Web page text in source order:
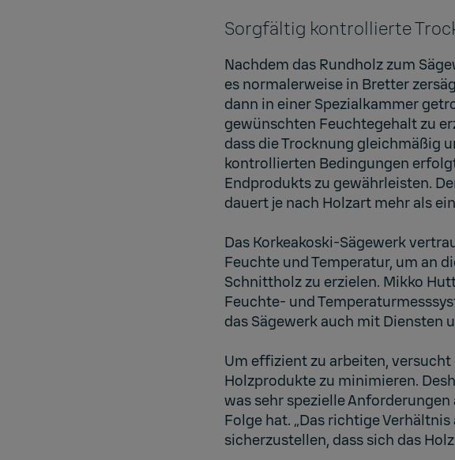
Sorgfältig kontrollierte
Nachdem das Rundholz zum
es normalerweise in Bretter
dann in einer Spezialkammer
gewünschten Feuchtegehalt zu
dass die Trocknung gleichmäßig
kontrollierten Bedingungen
Endprodukts zu gewährleisten.
dauert je nach Holzart mehr als
Das Korkeakoski-Sägewerk
Feuchte und Temperatur, um an
Schnittholz zu erzielen. Mikko
Feuchte- und
das Sägewerk auch mit Diensten
Um effizient zu arbeiten,
Holzprodukte zu minimieren.
was sehr spezielle
Folge hat. „Das richtige
sicherzustellen, dass sich das